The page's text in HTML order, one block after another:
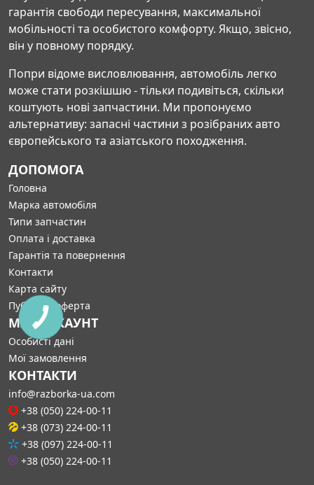
гарантія свободи пересування, максимальної
мобільності та особистого комфорту. Якщо, звісно,
він у повному порядку.
Попри відоме висловлювання, автомобіль легко
може стати розкішшю - тільки подивіться, скільки
коштують нові запчастини. Ми пропонуємо
альтернативу: запасні частини з розібраних авто
європейського та азіатського походження.
ДОПОМОГА
Головна
Марка автомобіля
Типи запчастин
Оплата і доставка
Гарантія та повернення
Контакти
Карта сайту
Публічна оферта
МІЙ АККАУНТ
Особисті дані
Мої замовлення
КОНТАКТИ
info@razborka-ua.com
+38 (050) 224-00-11
+38 (073) 224-00-11
+38 (097) 224-00-11
+38 (050) 224-00-11